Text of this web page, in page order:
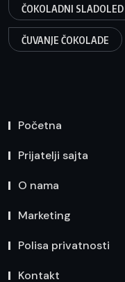
ČOKOLADNI SLADOLED
ČUVANJE ČOKOLADE
Početna
Prijatelji sajta
O nama
Marketing
Polisa privatnosti
Kontakt